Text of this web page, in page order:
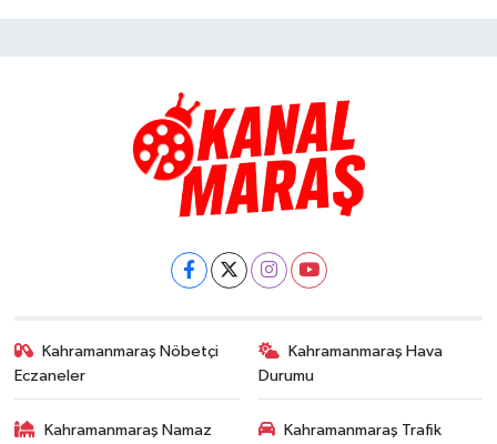
Kahramanmaraş Nöbetçi
Eczaneler
Kahramanmaraş Hava
Durumu
Kahramanmaraş Namaz
Kahramanmaraş Trafik